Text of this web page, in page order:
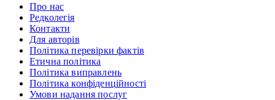
Про нас
Редколегія
Контакти
Для авторів
Політика перевірки фактів
Етична політика
Політика виправлень
Політика конфіденційності
Умови надання послуг